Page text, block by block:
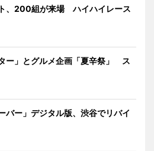
、200組が来場 ハイハイレース
ー」とグルメ企画「夏辛祭」 ス
バー」デジタル版、渋谷でリバイ